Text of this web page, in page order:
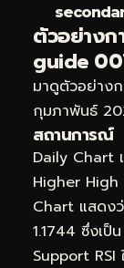
ตัวอย่าง
guide
มาดูตัวอย่าง
กุมภาพันธ์
สถานการณ์
Daily Chart
Higher
Chart แสดง
1.1744 ซึ่งเป็
Support